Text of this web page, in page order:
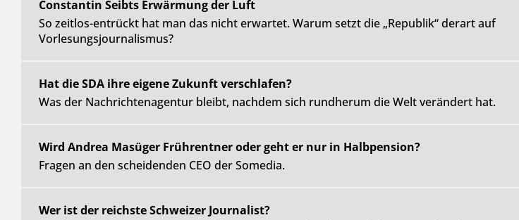
Constantin Seibts Erwärmung der Luft
So zeitlos-entrückt hat man das nicht erwartet. Warum setzt die „Republik“ derart auf
Vorlesungsjournalismus?
Hat die SDA ihre eigene Zukunft verschlafen?
Was der Nachrichtenagentur bleibt, nachdem sich rundherum die Welt verändert hat.
Wird Andrea Masüger Frührentner oder geht er nur in Halbpension?
Fragen an den scheidenden CEO der Somedia.
Wer ist der reichste Schweizer Journalist?